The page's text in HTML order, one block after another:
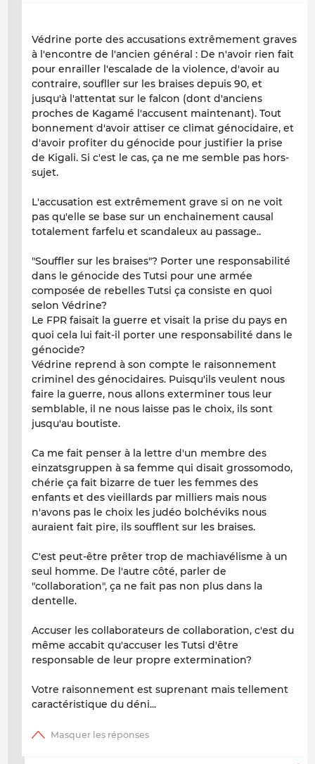
Védrine porte des accusations extrêmement graves
à l'encontre de l'ancien général : De n'avoir rien fait
pour enrailler l'escalade de la violence, d'avoir au
contraire, soufller sur les braises depuis 90, et
jusqu'à l'attentat sur le falcon (dont d'anciens
proches de Kagamé l'accusent maintenant). Tout
bonnement d'avoir attiser ce climat génocidaire, et
d'avoir profiter du génocide pour justifier la prise
de Kigali. Si c'est le cas, ça ne me semble pas hors-
sujet.
L'accusation est extrêmement grave si on ne voit
pas qu'elle se base sur un enchainement causal
totalement farfelu et scandaleux au passage..
"Souffler sur les braises"? Porter une responsabilité
dans le génocide des Tutsi pour une armée
composée de rebelles Tutsi ça consiste en quoi
selon Védrine?
Le FPR faisait la guerre et visait la prise du pays en
quoi cela lui fait-il porter une responsabilité dans le
génocide?
Védrine reprend à son compte le raisonnement
criminel des génocidaires. Puisqu'ils veulent nous
faire la guerre, nous allons exterminer tous leur
semblable, il ne nous laisse pas le choix, ils sont
jusqu'au boutiste.
Ca me fait penser à la lettre d'un membre des
einzatsgruppen à sa femme qui disait grossomodo,
chérie ça fait bizarre de tuer les femmes des
enfants et des vieillards par milliers mais nous
n'avons pas le choix les judéo bolchéviks nous
auraient fait pire, ils soufflent sur les braises.
C'est peut-être prêter trop de machiavélisme à un
seul homme. De l'autre côté, parler de
"collaboration", ça ne fait pas non plus dans la
dentelle.
Accuser les collaborateurs de collaboration, c'est du
même accabit qu'accuser les Tutsi d'être
responsable de leur propre extermination?
Votre raisonnement est suprenant mais tellement
caractéristique du déni...